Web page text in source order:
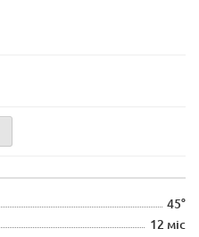
45°
12 міс